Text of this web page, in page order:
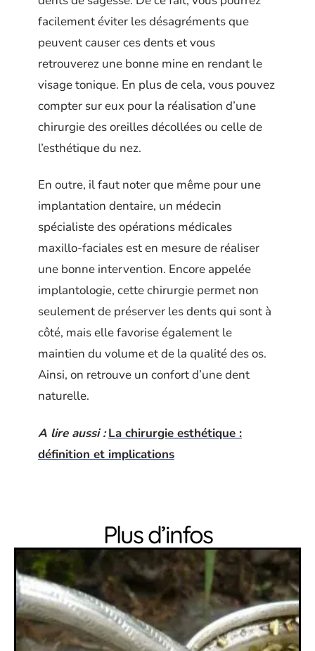
facilement éviter les désagréments que
peuvent causer ces dents et vous
retrouverez une bonne mine en rendant le
visage tonique. En plus de cela, vous pouvez
compter sur eux pour la réalisation d’une
chirurgie des oreilles décollées ou celle de
l’esthétique du nez.
En outre, il faut noter que même pour une
implantation dentaire, un médecin
spécialiste des opérations médicales
maxillo-faciales est en mesure de réaliser
une bonne intervention. Encore appelée
implantologie, cette chirurgie permet non
seulement de préserver les dents qui sont à
côté, mais elle favorise également le
maintien du volume et de la qualité des os.
Ainsi, on retrouve un confort d’une dent
naturelle.
A lire aussi : La chirurgie esthétique :
définition et implications
Plus d’infos